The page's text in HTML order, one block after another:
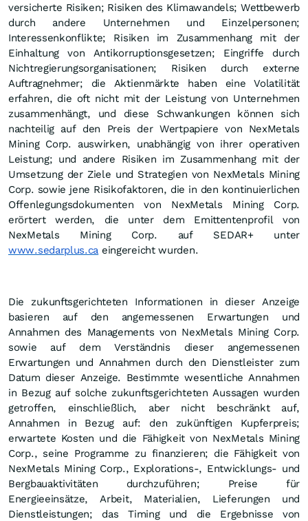
versicherte Risiken; Risiken des Klimawandels; Wettbewerb
durch andere Unternehmen und Einzelpersonen;
Interessenkonflikte; Risiken im Zusammenhang mit der
Einhaltung von Antikorruptionsgesetzen; Eingriffe durch
Nichtregierungsorganisationen; Risiken durch externe
Auftragnehmer; die Aktienmärkte haben eine Volatilität
erfahren, die oft nicht mit der Leistung von Unternehmen
zusammenhängt, und diese Schwankungen können sich
nachteilig auf den Preis der Wertpapiere von NexMetals
Mining Corp. auswirken, unabhängig von ihrer operativen
Leistung; und andere Risiken im Zusammenhang mit der
Umsetzung der Ziele und Strategien von NexMetals Mining
Corp. sowie jene Risikofaktoren, die in den kontinuierlichen
Offenlegungsdokumenten von NexMetals Mining Corp.
erörtert werden, die unter dem Emittentenprofil von
NexMetals Mining Corp. auf SEDAR+ unter
www.sedarplus.ca eingereicht wurden.
Die zukunftsgerichteten Informationen in dieser Anzeige
basieren auf den angemessenen Erwartungen und
Annahmen des Managements von NexMetals Mining Corp.
sowie auf dem Verständnis dieser angemessenen
Erwartungen und Annahmen durch den Dienstleister zum
Datum dieser Anzeige. Bestimmte wesentliche Annahmen
in Bezug auf solche zukunftsgerichteten Aussagen wurden
getroffen, einschließlich, aber nicht beschränkt auf,
Annahmen in Bezug auf: den zukünftigen Kupferpreis;
erwartete Kosten und die Fähigkeit von NexMetals Mining
Corp., seine Programme zu finanzieren; die Fähigkeit von
NexMetals Mining Corp., Explorations-, Entwicklungs- und
Bergbauaktivitäten durchzuführen; Preise für
Energieeinsätze, Arbeit, Materialien, Lieferungen und
Dienstleistungen; das Timing und die Ergebnisse von